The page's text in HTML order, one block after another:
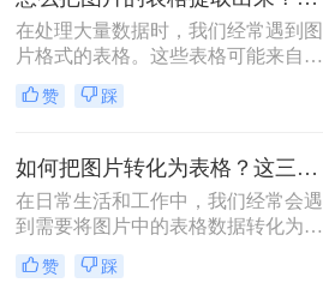
化方法。
在处理大量数据时，我们经常遇到图
片格式的表格。这些表格可能来自扫
描件、截屏或是其他数字图像。虽然
这些表格已经是图片格式，但想要在
是一项挑战。那么怎么把图片的表格
提取出来呢？本文将介绍几种从图片
中提取表格的方法，从基础到高级，
帮助您轻松应对这一任务。
赞 踩
如何把图片转化为表格？这三个方法教会你！
在日常生活和工作中，我们经常会遇
到需要将图片中的表格数据转化为可
编辑的表格格式的情况。这些图片中
的表格可能来自于扫描的文档、截图
赞 踩